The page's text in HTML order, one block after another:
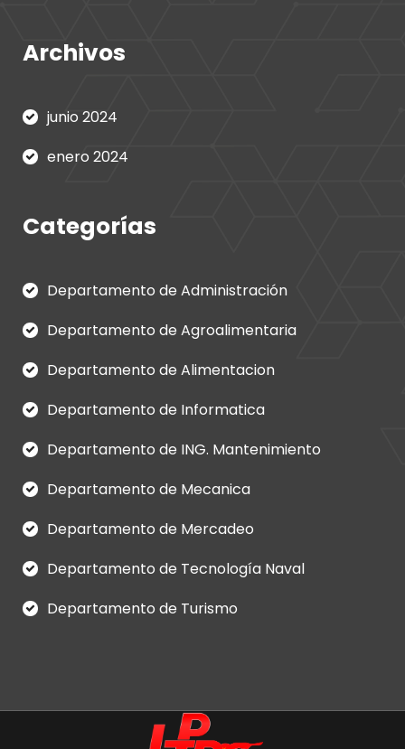
Archivos
junio 2024
enero 2024
Categorías
Departamento de Administración
Departamento de Agroalimentaria
Departamento de Alimentacion
Departamento de Informatica
Departamento de ING. Mantenimiento
Departamento de Mecanica
Departamento de Mercadeo
Departamento de Tecnología Naval
Departamento de Turismo